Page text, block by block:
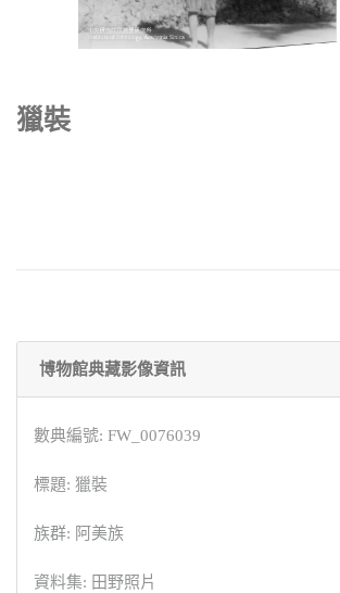
獵裝
博物館典藏影像資訊
數典編號: FW_0076039
標題: 獵裝
族群: 阿美族
資料集: 田野照片